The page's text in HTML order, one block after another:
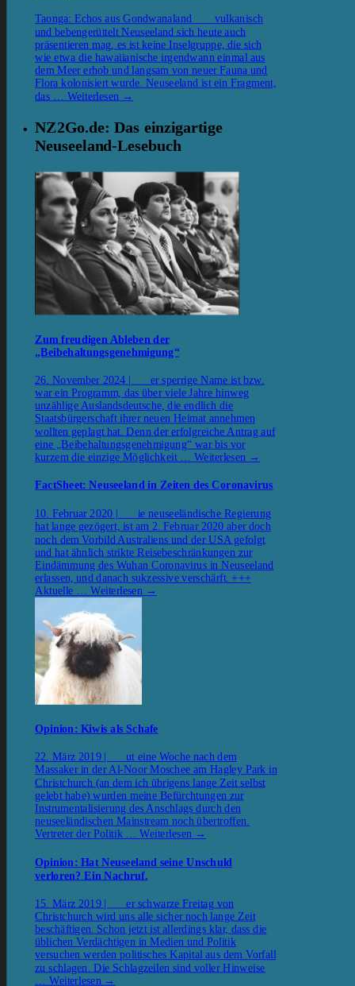
Taonga: Echos aus Gondwanaland vulkanisch
und bebengerüttelt Neuseeland sich heute auch
präsentieren mag, es ist keine Inselgruppe, die sich
wie etwa die hawaiianische irgendwann einmal aus
dem Meer erhob und langsam von neuer Fauna und
Flora kolonisiert wurde. Neuseeland ist ein Fragment,
das … Weiterlesen →
NZ2Go.de: Das einzigartige
Neuseeland-Lesebuch
Zum freudigen Ableben der
„Beibehaltungsgenehmigung“
26. November 2024 | er sperrige Name ist bzw.
war ein Programm, das über viele Jahre hinweg
unzählige Auslandsdeutsche, die endlich die
Staatsbürgerschaft ihrer neuen Heimat annehmen
wollten geplagt hat. Denn der erfolgreiche Antrag auf
eine „Beibehaltungsgenehmigung“ war bis vor
kurzem die einzige Möglichkeit … Weiterlesen →
FactSheet: Neuseeland in Zeiten des Coronavirus
10. Februar 2020 | ie neuseeländische Regierung
hat lange gezögert, ist am 2. Februar 2020 aber doch
noch dem Vorbild Australiens und der USA gefolgt
und hat ähnlich strikte Reisebeschränkungen zur
Eindämmung des Wuhan Coronavirus in Neuseeland
erlassen, und danach sukzessive verschärft. +++
Aktuelle …Weiterlesen →
Opinion: Kiwis als Schafe
22. März 2019 | ut eine Woche nach dem
Massaker in der Al-Noor Moschee am Hagley Park in
Christchurch (an dem ich übrigens lange Zeit selbst
gelebt habe) wurden meine Befürchtungen zur
Instrumentalisierung des Anschlags durch den
neuseeländischen Mainstream noch übertroffen.
Vertreter der Politik …Weiterlesen →
Opinion: Hat Neuseeland seine Unschuld
verloren? Ein Nachruf.
15. März 2019 | er schwarze Freitag von
Christchurch wird uns alle sicher noch lange Zeit
beschäftigen. Schon jetzt ist allerdings klar, dass die
üblichen Verdächtigen in Medien und Politik
versuchen werden politisches Kapital aus dem Vorfall
zu schlagen. Die Schlagzeilen sind voller Hinweise
Weiterlesen →